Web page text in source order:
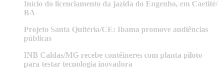
Início do licenciamento da jazida do Engenho, em Caetité/
BA
Projeto Santa Quitéria/CE: Ibama promove audiências
públicas
INB Caldas/MG recebe contêineres com planta piloto
para testar tecnologia inovadora